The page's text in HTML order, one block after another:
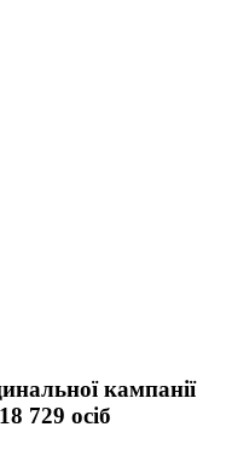
кампанії
729 осіб